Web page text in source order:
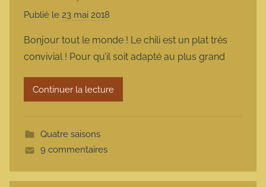
Publié le 23 mai 2018
r
m
a
r
e
Bonjour tout le monde ! Le chili est un plat très
convivial ! Pour qu’il soit adapté au plus grand
Continuer la lecture
Quatre saisons
9 commentaires